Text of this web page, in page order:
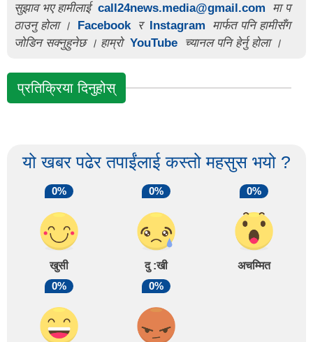
सुझाव भए हामीलाई call24news.media@gmail.com
मा प
ठाउनु होला ।
Facebook र Instagram
मार्फत पनि हामीसँग
जोडिन सक्नुहुनेछ । हाम्रो YouTube च्यानल पनि हेर्नु होला ।
प्रतिक्रिया दिनुहोस्
यो खबर पढेर तपाईंलाई कस्तो महसुस भयो ?
0%
खुसी
0%
दु :खी
0%
अचम्मित
0%
0%